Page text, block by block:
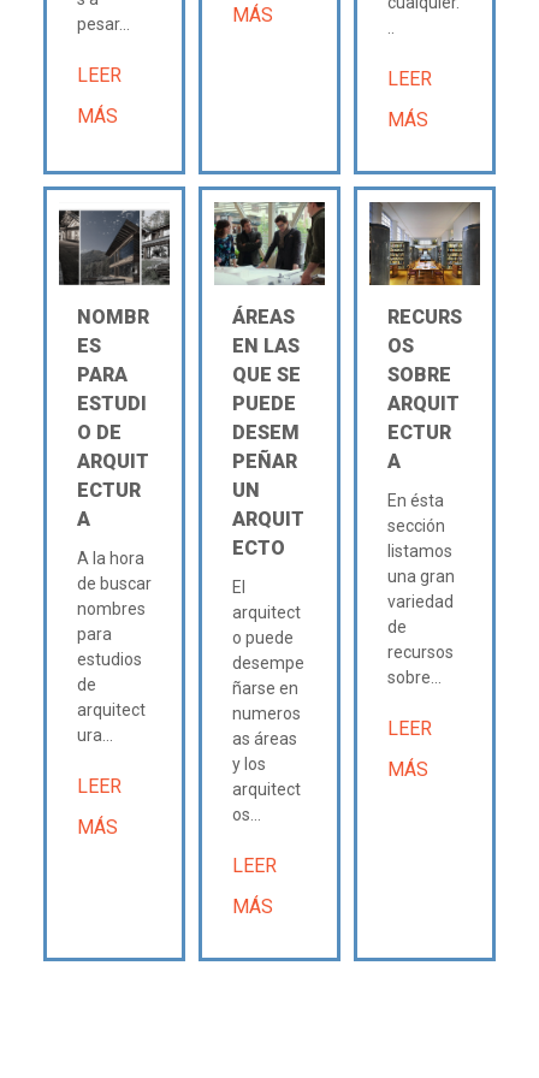
pesar...
LEER
MÁS
MÁS
LEER
MÁS
NOMBR
ES
PARA
ESTUDI
O DE
ARQUIT
ECTUR
A
A la hora
de buscar
nombres
para
estudios
de
arquitect
ura...
LEER
MÁS
ÁREAS
EN LAS
QUE SE
PUEDE
DESEM
PEÑAR
UN
ARQUIT
ECTO
El
arquitect
o puede
desempe
ñarse en
numeros
as áreas
y los
arquitect
os...
LEER
MÁS
RECURS
OS
SOBRE
ARQUIT
ECTUR
A
En ésta
sección
listamos
una gran
variedad
de
recursos
sobre...
LEER
MÁS